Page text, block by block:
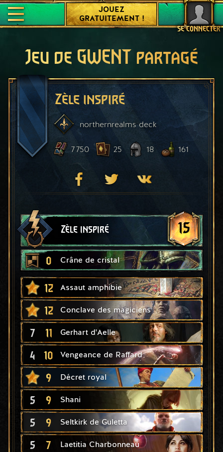
SE CONNECTER
JOUEZ
GRATUITEMENT !
Jeu de GWENT partagé
Zèle inspiré
northernrealmsdeck
7 750 25 18 161
Zèle inspiré 15
0 Crâne de cristal
12 Assaut amphibie
12 Conclave des magiciens
7 11 Gerhart d'Aelle
4 10 Vengeance de Raffard
9 Décret royal
5 9 Shani
5 9 Seltkirk de Guletta
5 7 Laetitia Charbonneau